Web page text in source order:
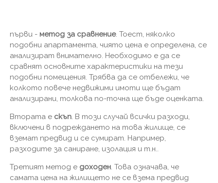
първи - метод за сравнение. Тоест, няколко
подобни апартамента, чиято цена е определена, се
анализират внимателно. Необходимо е да се
сравнят основните характеристики на тези
подобни помещения. Трябва да се отбележи, че
колкото повече недвижими имоти ще бъдат
анализирани, толкова по-точна ще бъде оценката.
Втората е скъп. В този случай всички разходи,
включени в подреждането на това жилище, се
вземат предвид и се сумират. Например,
разходите за саниране, изолация и т.н..
Третият метод е доходен. Това означава, че
самата цена на жилището не се взема предвид